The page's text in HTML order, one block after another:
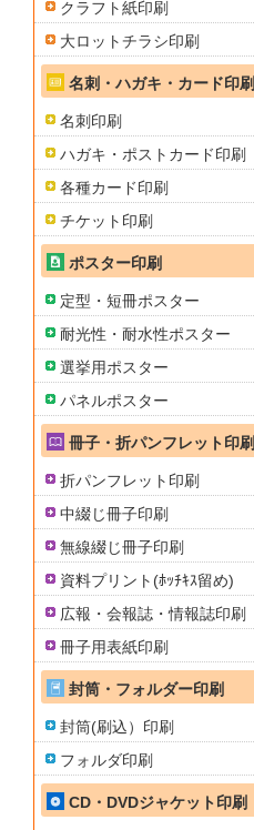
クラフト紙印刷
大ロットチラシ印刷
名刺・ハガキ・カード印刷
名刺印刷
ハガキ・ポストカード印刷
各種カード印刷
チケット印刷
ポスター印刷
定型・短冊ポスター
耐光性・耐水性ポスター
選挙用ポスター
パネルポスター
冊子・折パンフレット印刷
折パンフレット印刷
中綴じ冊子印刷
無線綴じ冊子印刷
資料プリント(ﾎｯﾁｷｽ留め)
広報・会報誌・情報誌印刷
冊子用表紙印刷
封筒・フォルダー印刷
封筒(刷込）印刷
フォルダ印刷
CD・DVDジャケット印刷